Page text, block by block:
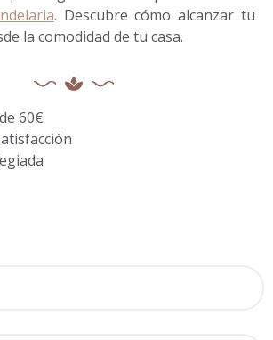
. Descubre cómo alcanzar tu
la comodidad de tu casa.
60€